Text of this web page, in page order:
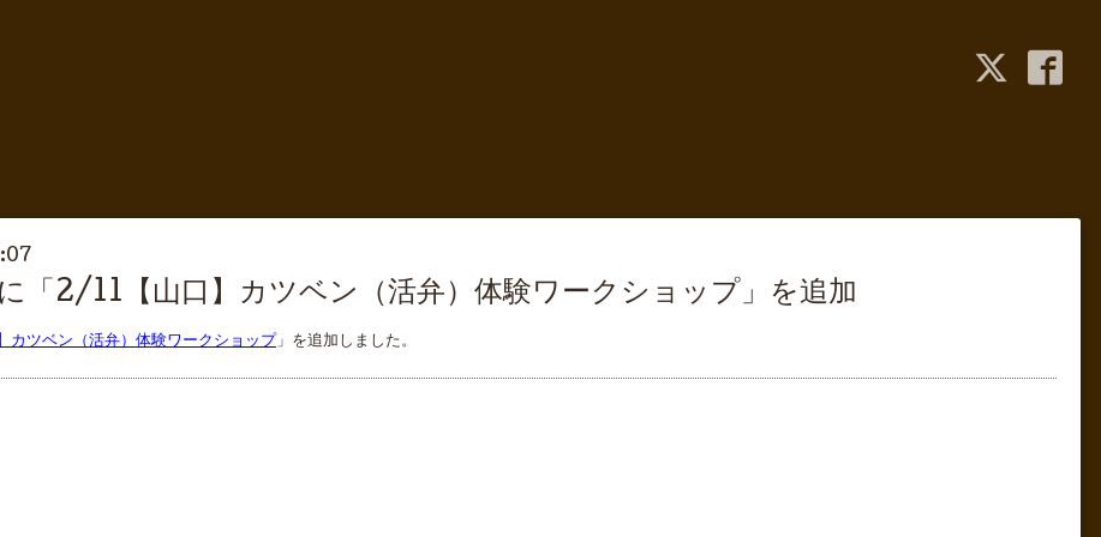
「2/11【山口】カツベン（活弁）体験ワークショップ」を追加
カツベン（活弁）体験ワークショップ 」を追加しました。